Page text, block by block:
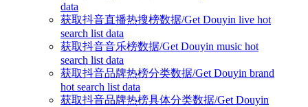
data
获取抖音直播热搜榜数据/Get Douyin live hot
search list data
获取抖音音乐榜数据/Get Douyin music hot
search list data
获取抖音品牌热榜分类数据/Get Douyin brand
hot search list data
获取抖音品牌热榜具体分类数据/Get Douyin